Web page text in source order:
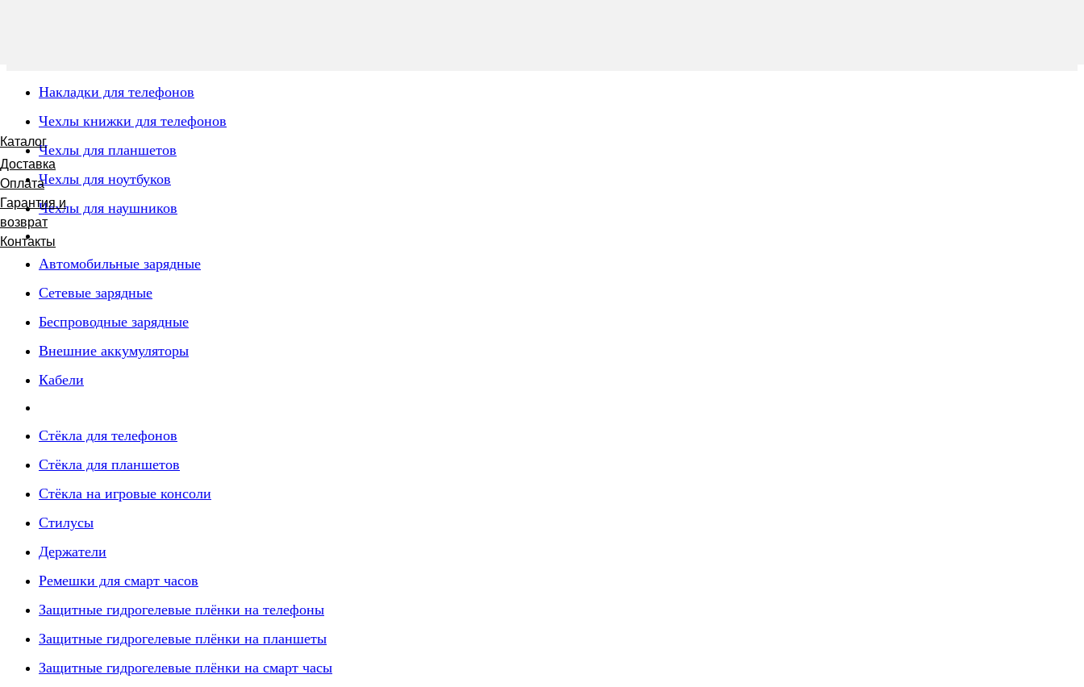
Каталог
Доставка
Оплата
Гарантия и
возврат
Контакты
Накладки для телефонов
Чехлы книжки для телефонов
Чехлы для планшетов
Чехлы для ноутбуков
Чехлы для наушников
Автомобильные зарядные
Сетевые зарядные
Беспроводные зарядные
Внешние аккумуляторы
Кабели
Стёкла для телефонов
Стёкла для планшетов
Стёкла на игровые консоли
Стилусы
Держатели
Ремешки для смарт часов
Защитные гидрогелевые плёнки на телефоны
Защитные гидрогелевые плёнки на планшеты
Защитные гидрогелевые плёнки на смарт часы